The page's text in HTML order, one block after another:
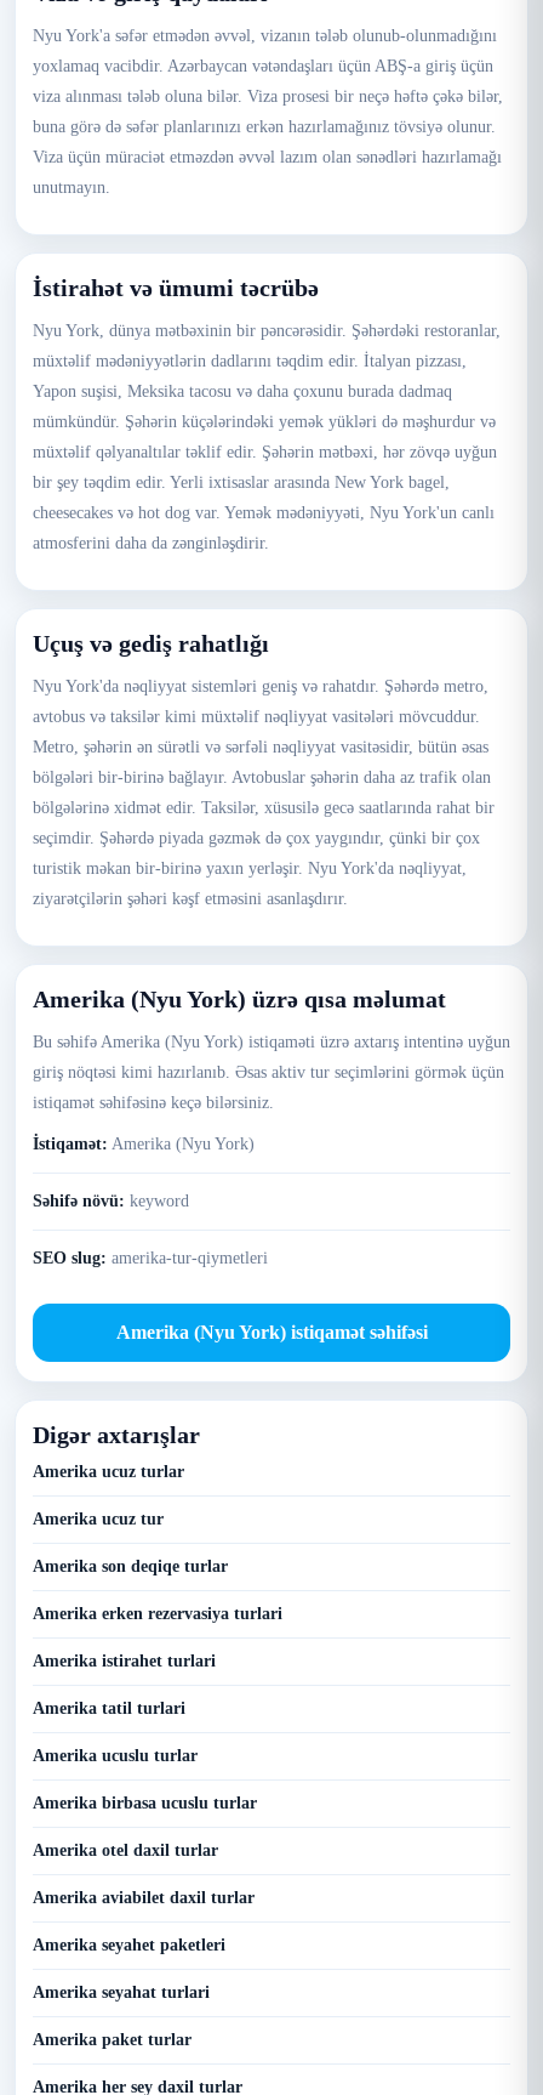
Nyu York'a səfər etmədən əvvəl, vizanın tələb olunub-olunmadığını
yoxlamaq vacibdir. Azərbaycan vətəndaşları üçün ABŞ-a giriş üçün
viza alınması tələb oluna bilər. Viza prosesi bir neçə həftə çəkə bilər,
buna görə də səfər planlarınızı erkən hazırlamağınız tövsiyə olunur.
Viza üçün müraciət etməzdən əvvəl lazım olan sənədləri hazırlamağı
unutmayın.
İstirahət və ümumi təcrübə
Nyu York, dünya mətbəxinin bir pəncərəsidir. Şəhərdəki restoranlar,
müxtəlif mədəniyyətlərin dadlarını təqdim edir. İtalyan pizzası,
Yapon suşisi, Meksika tacosu və daha çoxunu burada dadmaq
mümkündür. Şəhərin küçələrindəki yemək yükləri də məşhurdur və
müxtəlif qəlyanaltılar təklif edir. Şəhərin mətbəxi, hər zövqə uyğun
bir şey təqdim edir. Yerli ixtisaslar arasında New York bagel,
cheesecakes və hot dog var. Yemək mədəniyyəti, Nyu York'un canlı
atmosferini daha da zənginləşdirir.
Uçuş və gediş rahatlığı
Nyu York'da nəqliyyat sistemləri geniş və rahatdır. Şəhərdə metro,
avtobus və taksilər kimi müxtəlif nəqliyyat vasitələri mövcuddur.
Metro, şəhərin ən sürətli və sərfəli nəqliyyat vasitəsidir, bütün əsas
bölgələri bir-birinə bağlayır. Avtobuslar şəhərin daha az trafik olan
bölgələrinə xidmət edir. Taksilər, xüsusilə gecə saatlarında rahat bir
seçimdir. Şəhərdə piyada gəzmək də çox yaygındır, çünki bir çox
turistik məkan bir-birinə yaxın yerləşir. Nyu York'da nəqliyyat,
ziyarətçilərin şəhəri kəşf etməsini asanlaşdırır.
Amerika (Nyu York) üzrə qısa məlumat
Bu səhifə Amerika (Nyu York) istiqaməti üzrə axtarış intentinə uyğun
giriş nöqtəsi kimi hazırlanıb. Əsas aktiv tur seçimlərini görmək üçün
istiqamət səhifəsinə keçə bilərsiniz.
İstiqamət: Amerika (Nyu York)
Səhifə növü: keyword
SEO slug: amerika-tur-qiymetleri
Amerika (Nyu York) istiqamət səhifəsi
Digər axtarışlar
Amerika ucuz turlar
Amerika ucuz tur
Amerika son deqiqe turlar
Amerika erken rezervasiya turlari
Amerika istirahet turlari
Amerika tatil turlari
Amerika ucuslu turlar
Amerika birbasa ucuslu turlar
Amerika otel daxil turlar
Amerika aviabilet daxil turlar
Amerika seyahet paketleri
Amerika seyahat turlari
Amerika paket turlar
Amerika her sey daxil turlar